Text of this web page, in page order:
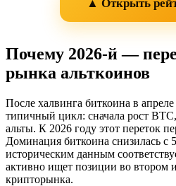
▲ Открыть
Почему 2026-й —
рынка альткоинов
После халвинга биткоина в
типичный цикл: сначала рост
альты. К 2026 году этот переток
Доминация биткоина снизилась с
историческим данным
активно ищет позиции во втором
крипторынка.